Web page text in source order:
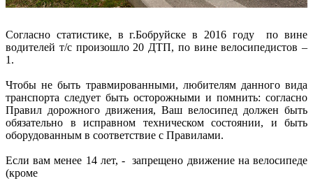
Согласно статистике, в г.Бобруйске в 2016 году по вине
водителей т/с произошло 20 ДТП, по вине велосипедистов –
1.
Чтобы не быть травмированными, любителям данного вида
транспорта следует быть осторожными и помнить: согласно
Правил дорожного движения, Ваш велосипед должен быть
обязательно в исправном техническом состоянии, и быть
оборудованным в соответствие с Правилами.
Если вам менее 14 лет, - запрещено движение на велосипеде
(кроме